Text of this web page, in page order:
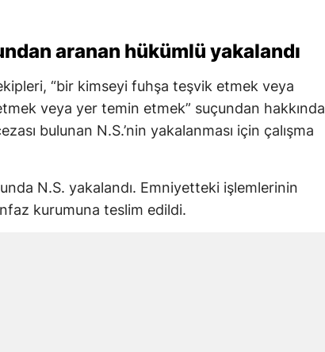
aranan hükümlü yakalandı
“bir kimseyi fuhşa teşvik etmek veya
veya yer temin etmek” suçundan hakkında
bulunan N.S.’nin yakalanması için çalışma
N.S. yakalandı. Emniyetteki işlemlerinin
kurumuna teslim edildi.